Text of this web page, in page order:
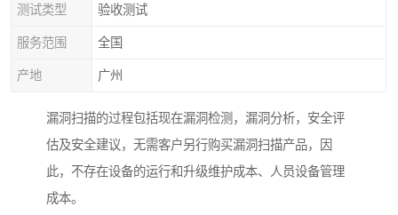
测试类型 验收测试
服务范围 全国
产地 广州
漏洞扫描的过程包括现在漏洞检测，漏洞分析，安全评
估及安全建议，无需客户另行购买漏洞扫描产品，因
此，不存在设备的运行和升级维护成本、人员设备管理
成本。